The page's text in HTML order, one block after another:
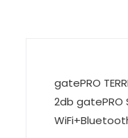
gatePRO
2db